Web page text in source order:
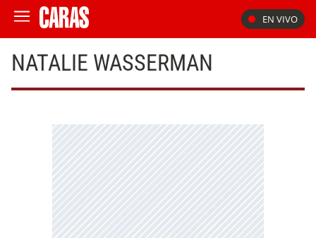
EN VIVO
NATALIE WASSERMAN